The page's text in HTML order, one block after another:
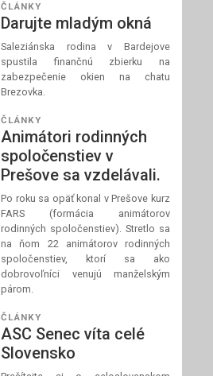
ČLÁNKY
Darujte mladým okná
Saleziánska rodina v Bardejove
spustila finančnú zbierku na
zabezpečenie okien na chatu
Brezovka.
ČLÁNKY
Animátori rodinných
spoločenstiev v
Prešove sa vzdelávali.
Po roku sa opäť konal v Prešove kurz
FARS (formácia animátorov
rodinných spoločenstiev). Stretlo sa
na ňom 22 animátorov rodinných
spoločenstiev, ktorí sa ako
dobrovoľníci venujú manželským
párom.
ČLÁNKY
ASC Senec víta celé
Slovensko